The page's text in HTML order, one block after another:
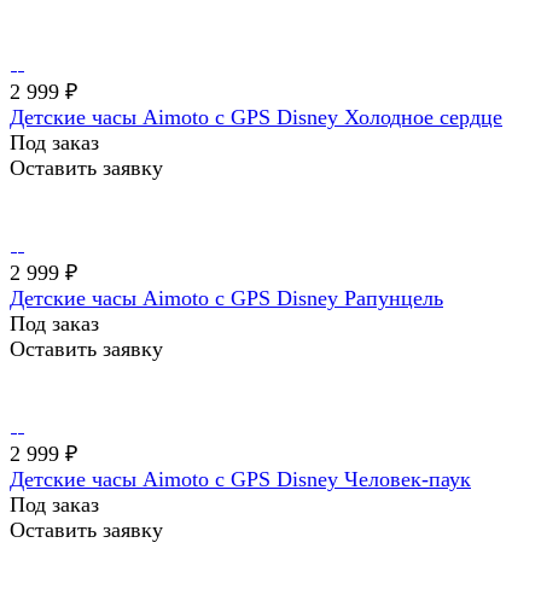
2 999 ₽
Детские часы Aimoto с GPS Disney Холодное сердце
Под заказ
Оставить заявку
2 999 ₽
Детские часы Aimoto с GPS Disney Рапунцель
Под заказ
Оставить заявку
2 999 ₽
Детские часы Aimoto с GPS Disney Человек-паук
Под заказ
Оставить заявку